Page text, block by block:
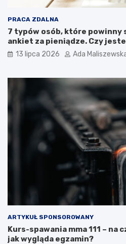
PRACA ZDALNA
7 typów osób, które powinny
ankiet za pieniądze. Czy
13 lipca 2026 Ada
ARTYKUŁ SPONSOROWANY
Kurs-spawania mma 111 – na
jak wygląda egzamin?